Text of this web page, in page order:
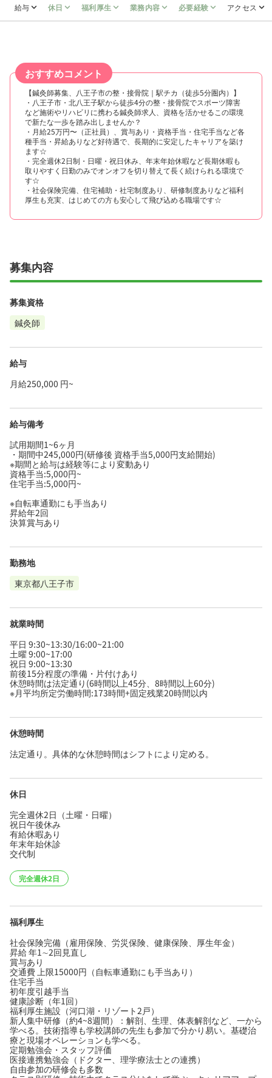
給与 休日 福利厚生 業務内容 必要経験 アクセス
おすすめコメント
【鍼灸師募集、八王子市の整・接骨院｜駅チカ（徒歩5分圏内）】
・八王子市・北八王子駅から徒歩4分の整・接骨院でスポーツ障害
など施術やリハビリに携わる鍼灸師求人、資格を活かせるこの環境
で新たな一歩を踏み出しませんか？
・月給25万円〜（正社員）、賞与あり・資格手当・住宅手当など各
種手当・昇給ありなど好待遇で、長期的に安定したキャリアを築け
ます☆
・完全週休2日制・日曜・祝日休み、年末年始休暇など長期休暇も
取りやすく日勤のみでオンオフを切り替えて長く続けられる環境で
す☆
・社会保険完備、住宅補助・社宅制度あり、研修制度ありなど福利
厚生も充実、はじめての方も安心して飛び込める職場です☆
募集内容
募集資格
鍼灸師
給与
月給250,000 円~
給与備考
試用期間1~6ヶ月
・期間中245,000円(研修後 資格手当5,000円支給開始)
※期間と給与は経験等により変動あり
資格手当:5,000円~
住宅手当:5,000円~
※自転車通勤にも手当あり
昇給年2回
決算賞与あり
勤務地
東京都八王子市
就業時間
平日 9:30~13:30/16:00~21:00
土曜 9:00~17:00
祝日 9:00~13:30
前後15分程度の準備・片付けあり
休憩時間は法定通り(6時間以上45分、8時間以上60分)
※月平均所定労働時間:173時間+固定残業20時間以内
休憩時間
法定通り。具体的な休憩時間はシフトにより定める。
休日
完全週休2日（土曜・日曜）
祝日午後休み
有給休暇あり
年末年始休診
交代制
完全週休2日
福利厚生
社会保険完備（雇用保険、労災保険、健康保険、厚生年金）
昇給 年1∼2回見直し
賞与あり
交通費 上限15000円（自転車通勤にも手当あり）
住宅手当
初年度引越手当
健康診断（年1回）
福利厚生施設（河口湖・リゾート2戸）
新人集中研修（約4~8週間）：解剖、生理、体表解剖など、一から
学べる。技術指導も学校講師の先生も参加で分かり易い。基礎治
療と現場オペレーションも学べる。
定期勉強会・スタッフ評価
医接連携勉強会（ドクター、理学療法士との連携）
自由参加の研修会も多数